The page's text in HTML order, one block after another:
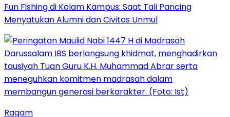
Fun Fishing di Kolam Kampus: Saat Tali Pancing
Menyatukan Alumni dan Civitas Unmul
Ragam